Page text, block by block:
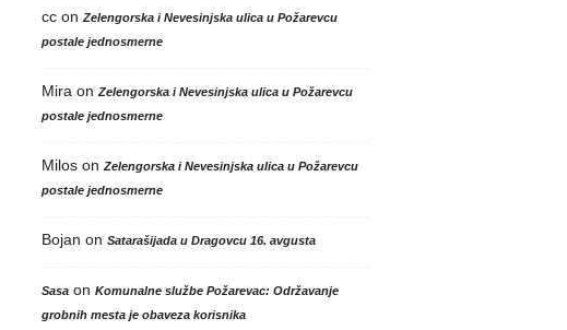
ccon Zelengorska i Nevesinjska ulica u Požarevcu
postale jednosmerne
Mira on Zelengorska i Nevesinjska ulica u Požarevcu
postale jednosmerne
Miloson Zelengorska i Nevesinjska ulica u Požarevcu
postale jednosmerne
Bojan on Satarašijada u Dragovcu 16. avgusta
Sasaon Komunalne službe Požarevac: Održavanje
grobnih mesta je obaveza korisnika